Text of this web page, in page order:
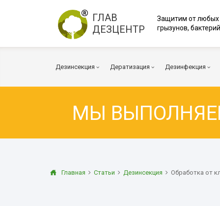
ГЛАВ
ДЕЗЦЕНТР
Защитим от любых
грызунов,
Дезинсекция
Тараканы
Дератизация
Мыши
Дезинфекция
Вирусы и
МЫ
Главная Статьи Дезинсекция Обработка от